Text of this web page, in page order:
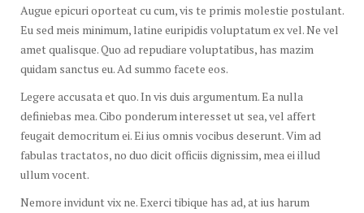
Augue epicuri oporteat cu cum, vis te primis molestie postulant.
Eu sed meis minimum, latine euripidis voluptatum ex vel. Ne vel
amet qualisque. Quo ad repudiare voluptatibus, has mazim
quidam sanctus eu. Ad summo facete eos.
Legere accusata et quo. In vis duis argumentum. Ea nulla
definiebas mea. Cibo ponderum interesset ut sea, vel affert
feugait democritum ei. Ei ius omnis vocibus deserunt. Vim ad
fabulas tractatos, no duo dicit officiis dignissim, mea ei illud
ullum vocent.
Nemore invidunt vix ne. Exerci tibique has ad, at ius harum